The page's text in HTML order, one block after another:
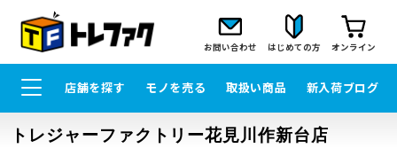
お問い合わせ はじめての方 オンライン
店舗を探す モノを売る 取扱い商品 新入荷ブログ
トレジャーファクトリー花見川作新台店